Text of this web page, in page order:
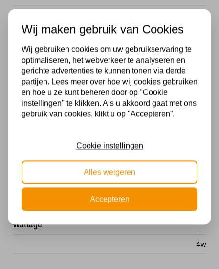
Fitting
Dimtechniek
Energielabel
Voltage
230v
Wattage
4w
Wij maken gebruik van Cookies
Wij gebruiken cookies om uw gebruikservaring te
optimaliseren, het webverkeer te analyseren en
gerichte advertenties te kunnen tonen via derde
partijen. Lees meer over hoe wij cookies gebruiken
en hoe u ze kunt beheren door op "Cookie
instellingen" te klikken. Als u akkoord gaat met ons
gebruik van cookies, klikt u op "Accepteren”.
Cookie instellingen
Alles weigeren
Accepteren